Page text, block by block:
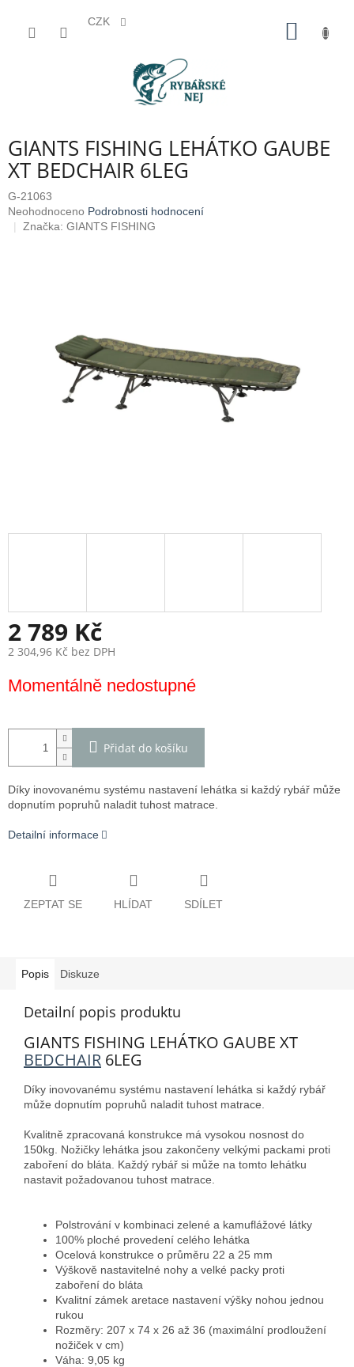
CZK
GIANTS FISHING LEHÁTKO GAUBE
XT BEDCHAIR 6LEG
G-21063
Průměrné
hodnocení
Neohodnoceno Podrobnosti hodnocení
Značka: GIANTS FISHING
2 789 Kč
2 304,96 Kč bez DPH
cena:
Momentálně nedostupné
Přidat do košíku
Díky inovovanému systému nastavení lehátka si každý rybář může
dopnutím popruhů naladit tuhost matrace.
Detailní informace
ZEPTAT SE HLÍDAT SDÍLET
Popis Diskuze
Detailní popis produktu
GIANTS FISHING LEHÁTKO GAUBE XT
BEDCHAIR 6LEG
Díky inovovanému systému nastavení lehátka si každý rybář
může dopnutím popruhů naladit tuhost matrace.
Kvalitně zpracovaná konstrukce má vysokou nosnost do
150kg. Nožičky lehátka jsou zakončeny velkými packami proti
zaboření do bláta. Každý rybář si může na tomto lehátku
nastavit požadovanou tuhost matrace.
Polstrování v kombinaci zelené a kamuflážové látky
100% ploché provedení celého lehátka
Ocelová konstrukce o průměru 22 a 25 mm
Výškově nastavitelné nohy a velké packy proti
zaboření do bláta
Kvalitní zámek aretace nastavení výšky nohou jednou
rukou
Rozměry: 207 x 74 x 26 až 36 (maximální prodloužení
nožiček v cm)
Váha: 9,05 kg